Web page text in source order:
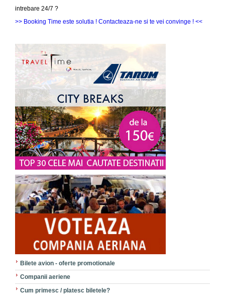
intrebare 24/7 ?
>> Booking Time este solutia ! Contacteaza-ne si te vei convinge ! <<
Bilete avion - oferte promotionale
Companii aeriene
Cum primesc / platesc biletele?